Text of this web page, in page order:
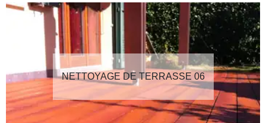
NETTOYAGE DE TERRASSE 06